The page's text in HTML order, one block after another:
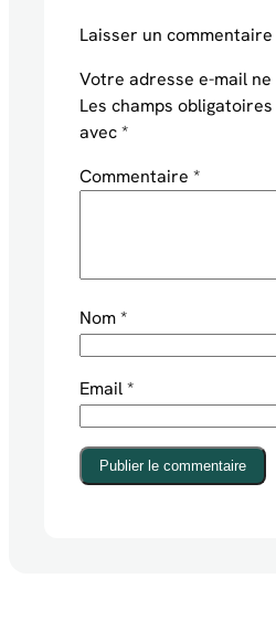
Laisser un commentaire
Votre adresse e-mail
Les champs
avec*
Commentaire *
Nom*
Email*
Publier le commentaire